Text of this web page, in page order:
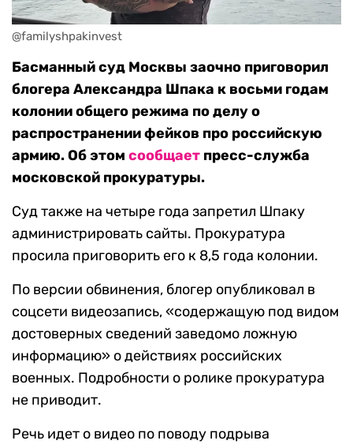
@familyshpakinvest
Басманный суд Москвы заочно приговорил
блогера Александра Шпака к восьми годам
колонии общего режима по делу о
распространении фейков про российскую
армию. Об этом сообщает пресс-служба
московской прокуратуры.
Суд также на четыре года запретил Шпаку
администрировать сайты. Прокуратура
просила приговорить его к 8,5 года колонии.
По версии обвинения, блогер опубликовал в
соцсети видеозапись, «содержащую под видом
достоверных сведений заведомо ложную
информацию» о действиях российских
военных. Подробности о ролике прокуратура
не приводит.
Речь идет о видео по поводу подрыва